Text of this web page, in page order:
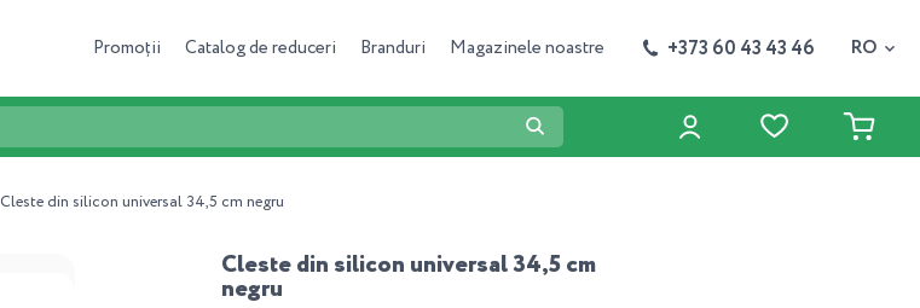
Promoții Catalog de reduceri Branduri Magazinele noastre +373 60 43 43 46 RO
Cleste din silicon universal 34,5 cm negru
Cleste din silicon universal 34,5 cm
negru